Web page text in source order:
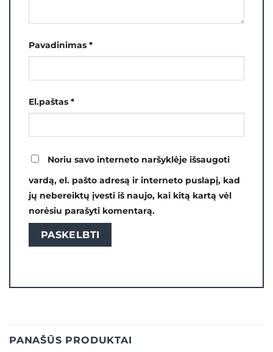
Pavadinimas *
El.paštas *
Noriu savo interneto naršyklėje išsaugoti
vardą, el. pašto adresą ir interneto puslapį, kad
jų nebereiktų įvesti iš naujo, kai kitą kartą vėl
norėsiu parašyti komentarą.
PANAŠŪS PRODUKTAI